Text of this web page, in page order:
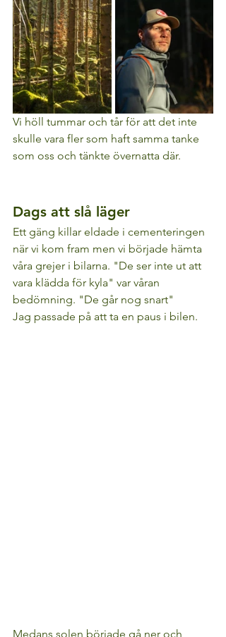
Vi höll tummar och tår för att det inte
skulle vara fler som haft samma tanke
som oss och tänkte övernatta där.
Dags att slå läger
Ett gäng killar eldade i cementeringen
när vi kom fram men vi började hämta
våra grejer i bilarna. "De ser inte ut att
vara klädda för kyla" var våran
bedömning. "De går nog snart"
Jag passade på att ta en paus i bilen.
Medans solen började gå ner och